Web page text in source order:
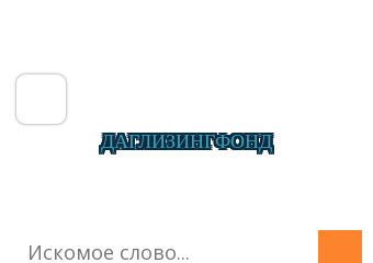
ДАГЛИЗИНГФОНД
О фонде